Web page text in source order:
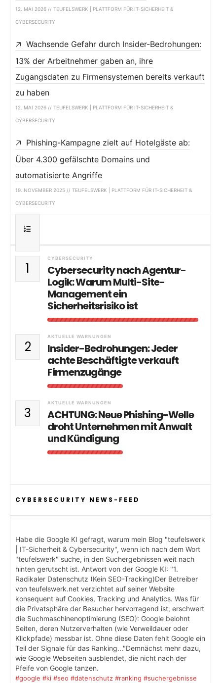
12. MAI 2026 // TEUFELSWERK | PLATTFORM FÜR IT-SICHERHEIT &
CYBERSECURITY
Wachsende Gefahr durch Insider-Bedrohungen:
13% der Arbeitnehmer gaben an, ihre
Zugangsdaten zu Firmensystemen bereits verkauft
zu haben
12. MAI 2026 // TEUFELSWERK | PLATTFORM FÜR IT-SICHERHEIT &
CYBERSECURITY
Phishing-Kampagne zielt auf Hotelgäste ab:
Über 4.300 gefälschte Domains und
automatisierte Angriffe
19. NOVEMBER 2025 // TEUFELSWERK | PLATTFORM FÜR IT-SICHERHEIT &
CYBERSECURITY
1
CYBERSECURITY
Cybersecurity nach Agentur-
Logik: Warum Multi-Site-
Management ein
Sicherheitsrisiko ist
2
AKTUELLE WARNUNGEN
Insider-Bedrohungen: Jeder
achte Beschäftigte verkauft
Firmenzugänge
3
AKTUELLE WARNUNGEN
ACHTUNG: Neue Phishing-Welle
droht Unternehmen mit Anwalt
und Kündigung
CYBERSECURITY NEWS-FEED
Habe die Google KI gefragt, warum mein Blog "teufelswerk
| IT-Sicherheit & Cybersecurity", wenn ich nach dem Wort
"teufelswerk" suche, in den Suchergebnissen weit nach
hinten gerutscht ist. Antwort von der Google KI: "1.
Radikaler Datenschutz (Kein SEO-Tracking)Der Betreiber
von teufelswerk.net verzichtet auf seiner Website
konsequent auf Cookies, Tracking und Analytics. Was für
die Privatsphäre der Besucher hervorragend ist, erschwert
die Suchmaschinenoptimierung (SEO): Google belohnt
Seiten, deren Nutzerverhalten (wie Verweildauer oder
Klickpfade) messbar ist. Ohne diese Daten fehlt Google ein
Teil der Signale für das Ranking..."Demnächst mehr dazu,
wie Google Webseiten ausblendet, die nicht nach der
Pfeife von Google tanzen.
#google #ki #seo #datenschutz #ranking #suchergebnisse